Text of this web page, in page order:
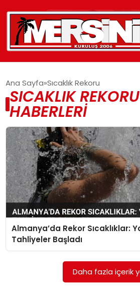
YAŞAM
GÜNCEL
SAĞLIK
EĞITIM
SPOR
EKONOMI
Ana Sayfa Sıcaklık Rekoru
SICAKLIK REKORU
HABERLERI
Almanya’da Rekor Sıcaklıklar:
Tahliyeler Başladı
Daha fazla içerik